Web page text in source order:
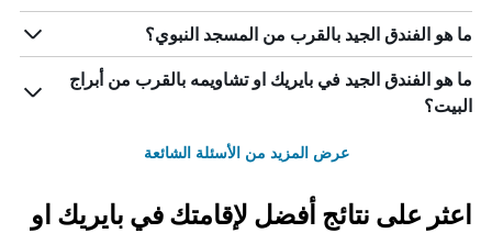
ما هو الفندق الجيد بالقرب من المسجد النبوي؟
ما هو الفندق الجيد في بايريك او تشاويمه بالقرب من أبراج
البيت؟
عرض المزيد من الأسئلة الشائعة
اعثر على نتائج أفضل لإقامتك في بايريك او